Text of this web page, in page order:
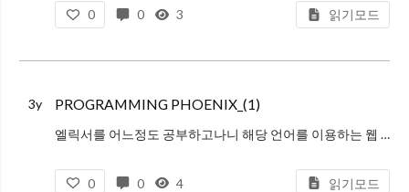
0
0 3 읽기모드
3y PROGRAMMING PHOENIX_(1)
엘릭서를 어느정도 공부하고나니 해당 언어를 이용하는 웹 프레임워크인 피닉스와, 라이브뷰에 대해서 공부를 하고 싶어졌다. 하지만 아쉽게도 이에대한 한글 책은 존재하지 않아서 영어책을 읽을 수 밖에 없었다.
0
0 4 읽기모드